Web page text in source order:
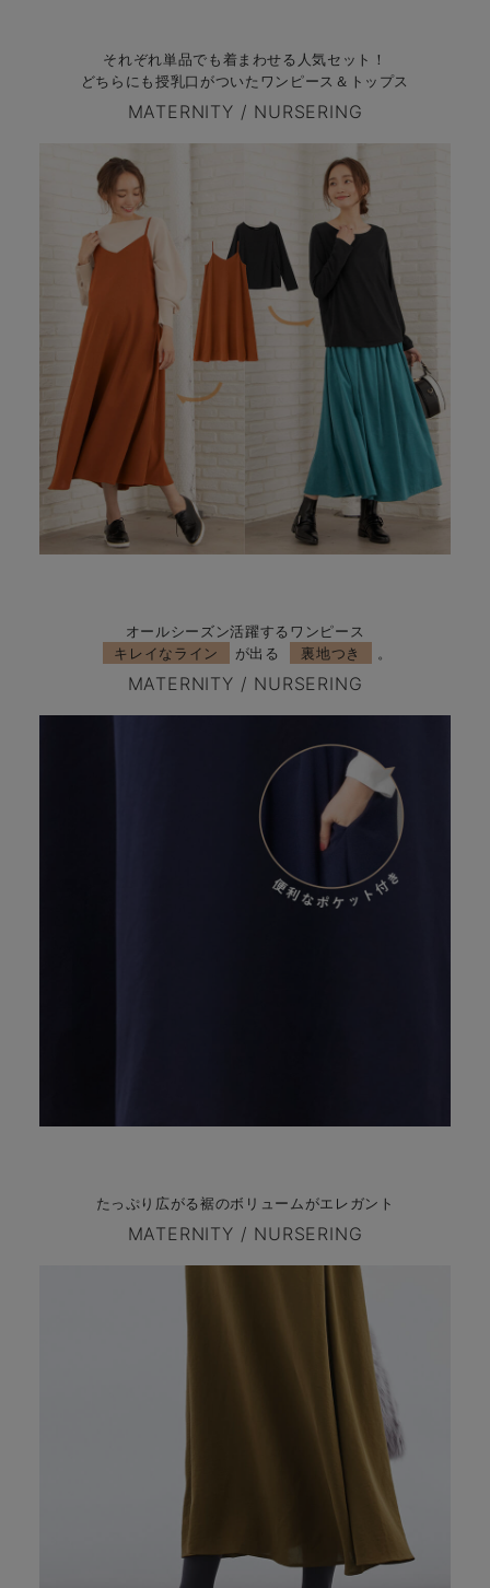
それぞれ単品でも着まわせる人気セット！
どちらにも授乳口がついたワンピース＆トップス
MATERNITY / NURSERING
オールシーズン活躍するワンピース
キレイなライン
が出る 裏地つき 。
MATERNITY / NURSERING
たっぷり広がる裾のボリュームがエレガント
MATERNITY / NURSERING